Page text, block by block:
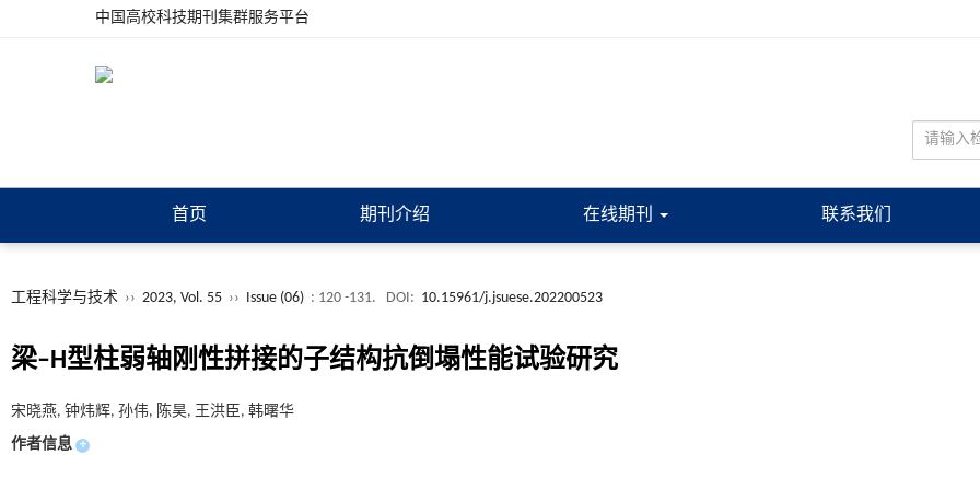
中国高校科技期刊集群服务平台
首页 期刊介绍 在线期刊 联系我们
工程科学与技术 ›› 2023, Vol. 55 ›› Issue (06) : 120 -131. DOI: 10.15961/j.jsuese.202200523
梁–H型柱弱轴刚性拼接的子结构抗倒塌性能试验研究
宋晓燕, 钟炜辉, 孙伟, 陈昊, 王洪臣, 韩曙华
作者信息 +